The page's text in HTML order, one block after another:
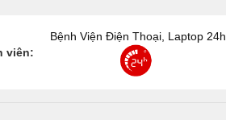
viên:
Bệnh Viện Điện Thoại, Laptop 24h